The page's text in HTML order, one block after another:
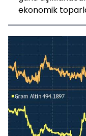
ekonomik